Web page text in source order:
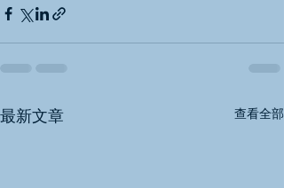
最新文章 查看全部